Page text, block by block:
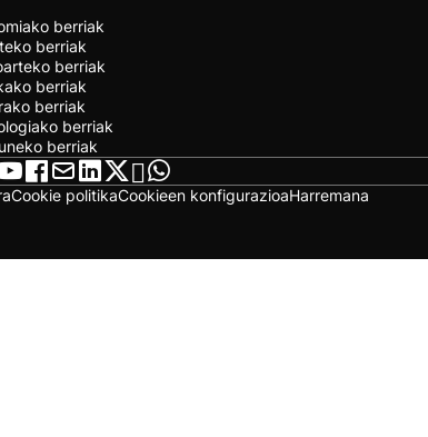
berriak
berriak
berriak
berriak
berriak
berriak
berriak
Cookie politikaCookieen konfigurazioaHarremana